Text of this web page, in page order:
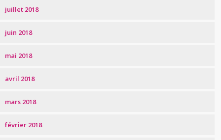
juillet 2018
juin 2018
mai 2018
avril 2018
mars 2018
février 2018